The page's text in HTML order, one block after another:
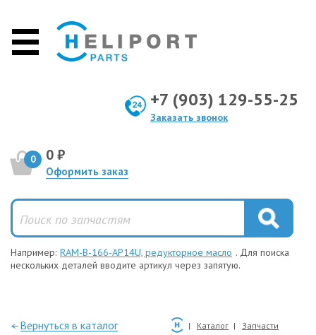
+7 (903) 129-55-25
Заказать звонок
0 0 ₽
Оформить заказ
Например: RAM-B-166-AP14U, редукторное масло . Для поиска
нескольких деталей вводите артикул через запятую.
—Вернуться в каталог Каталог Запчасти